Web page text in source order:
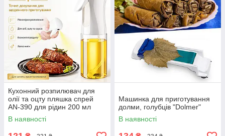
Кухонний розпилювач для
олії та оцту пляшка спрей
AN-390 для рідин 200 мл
В наявності
Машинка для приготування
долми, голубців "Dolmer"
В наявності